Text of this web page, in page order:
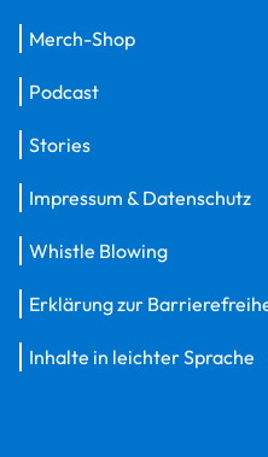
Merch-Shop
Podcast
Stories
Impressum & Datenschutz
Whistle Blowing
Erklärung zur
Inhalte in leichter Sprache